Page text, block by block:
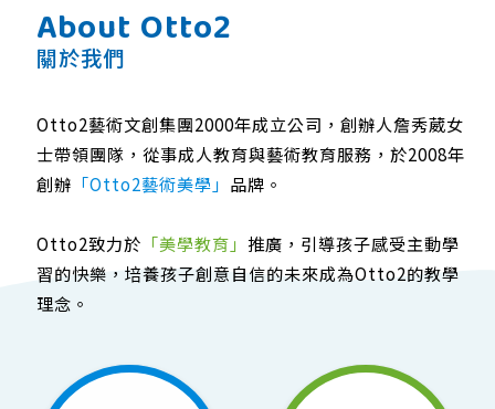
About Otto2
關於我們
Otto2藝術文創集團2000年成立公司，創辦人詹秀葳女
士帶領團隊，從事成人教育與藝術教育服務，於2008年
創辦 「Otto2藝術美學」 品牌。
Otto2致力於 「美學教育」 推廣，引導孩子感受主動學
習的快樂，培養孩子創意自信的未來成為Otto2的教學
理念。